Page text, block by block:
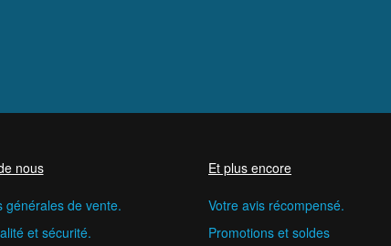
nous
générales de vente.
et sécurité.
Et plus encore
Votre avis récompensé.
Promotions et soldes